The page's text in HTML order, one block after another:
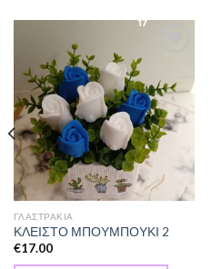
Πρόσθήκη
στην λίστα
επιθυμιών
ΓΛΑΣΤΡΑΚΙΑ
ΚΛΕΙΣΤΟ ΜΠΟΥΜΠΟΥΚΙ 2
€17.00